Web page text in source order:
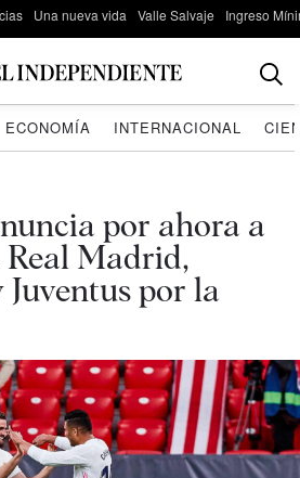
Una nueva vida Valle Salvaje Ingreso
ECONOMÍA INTERNACIONAL
por ahora a
Madrid,
por la